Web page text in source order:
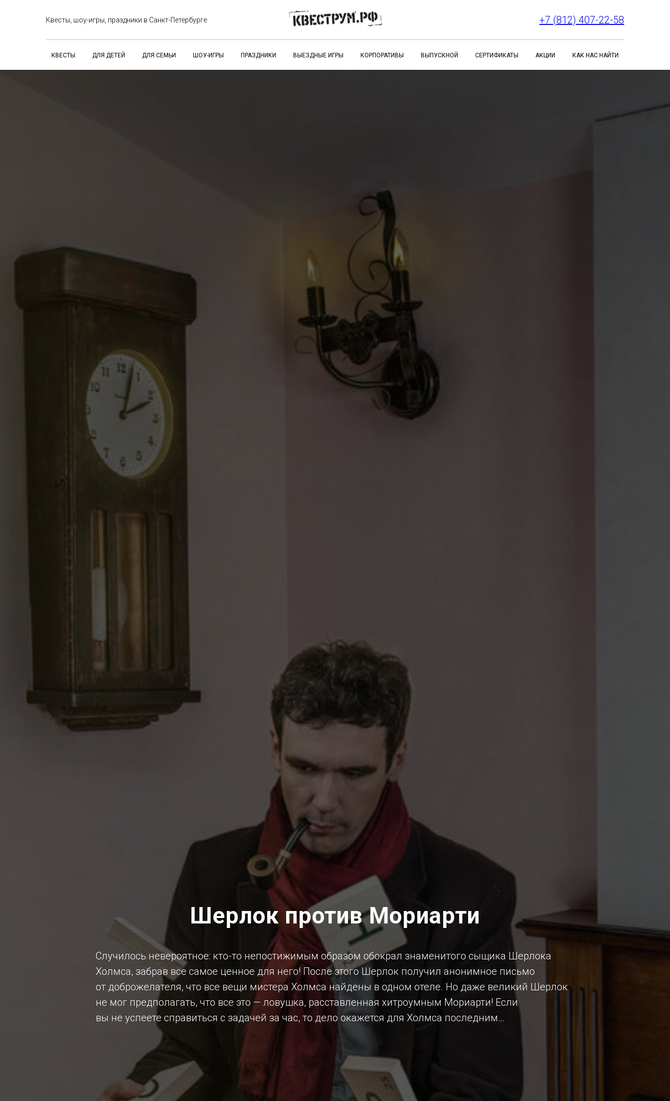
Квесты, шоу-игры, праздники в Санкт-Петербурге +7 (812) 407-22-58
КВЕСТЫ ДЛЯ ДЕТЕЙ ДЛЯ СЕМЬИ ШОУ-ИГРЫ ПРАЗДНИКИ ВЫЕЗДНЫЕ ИГРЫ КОРПОРАТИВЫ ВЫПУСКНОЙ СЕРТИФИКАТЫ АКЦИИ КАК НАС НАЙТИ
Шерлок против Мориарти
Случилось невероятное: кто-то непостижимым образом обокрал знаменитого сыщика Шерлока
Холмса, забрав все самое ценное для него! После этого Шерлок получил анонимное письмо
от доброжелателя, что все вещи мистера Холмса найдены в одном отеле. Но даже великий Шерлок
не мог предполагать, что все это — ловушка, расставленная хитроумным Мориарти! Если
вы не успеете справиться с задачей за час, то дело окажется для Холмса последним…